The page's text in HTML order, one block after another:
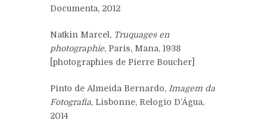
Documenta, 2012
Natkin Marcel, Truquages en
photographie, Paris, Mana, 1938
[photographies de Pierre Boucher]
Pinto de Almeida Bernardo, Imagem da
Fotografia, Lisbonne, Relogio D’Água,
2014